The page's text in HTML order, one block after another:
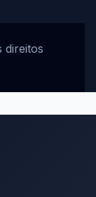
direitos